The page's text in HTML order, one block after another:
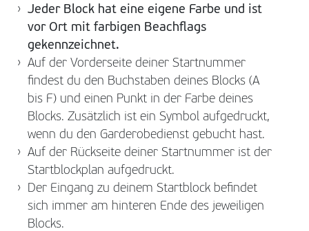
Jeder Block hat eine eigene Farbe und ist
vor Ort mit farbigen Beachflags
gekennzeichnet.
Auf der Vorderseite deiner Startnummer
findest du den Buchstaben deines Blocks (A
bis F) und einen Punkt in der Farbe deines
Blocks. Zusätzlich ist ein Symbol aufgedruckt,
wenn du den Garderobedienst gebucht hast.
Auf der Rückseite deiner Startnummer ist der
Startblockplan aufgedruckt.
Der Eingang zu deinem Startblock befindet
sich immer am hinteren Ende des jeweiligen
Blocks.